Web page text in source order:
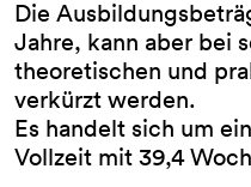
Die
Jahre, kann aber bei
theoretischen und
verkürzt werden.
Es handelt sich um
Vollzeit mit 39,4